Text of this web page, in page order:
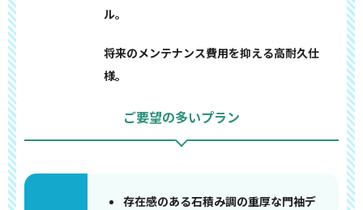
ル。
将来のメンテナンス費用を抑える高耐久仕
様。
ご要望の多いプラン
存在感のある石積み調の重厚な門袖デ